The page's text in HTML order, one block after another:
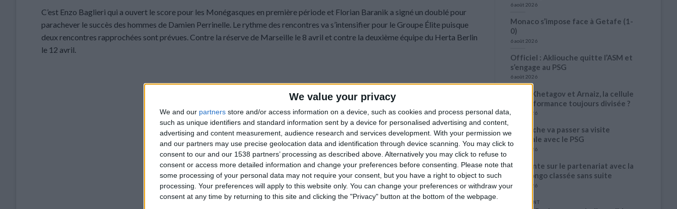
We value your privacy
We and our partners store and/or access information on a device, such as cookies and process personal data,
such as unique identifiers and standard information sent by a device for personalised advertising and content,
advertising and content measurement, audience research and services development. With your permission we
and our partners may use precise geolocation data and identification through device scanning. You may click to
consent to our and our 1538 partners’ processing as described above. Alternatively you may click to refuse to
consent or access more detailed information and change your preferences before consenting.
Please note that
some processing of your personal data may not require your consent, but you have a right to object to such
processing. Your preferences will apply to this website only. You can change your preferences or withdraw your
consent at any time by returning to this site and clicking the "Privacy" button at the bottom of the webpage.
C’est Enzo Baglieri qui a ouvert le score pour les Monégasques en première période et Florian Baranik a signé un doublé pour
parachever le succès des hommes de Damien Perrinelle. Le rythme des rencontres va s’intensifier pour le Groupe Élite puisque
deux rencontres rapprochées sont prévues. Contre la réserve de Marseille le 8 avril et contre la deuxième équipe du Herta Berlin
le 12 avril.
6 août 2026
Monaco s’impose face à Getafe (1-
0)
6 août 2026
Officiel : Akliouche quitte l’ASM et
s’engage au PSG
6 août 2026
Entre Khetagov et Arnaiz, la cellule
de performance toujours divisée ?
6 août 2026
Akliouche va passer sa visite
médicale avec le PSG
6 août 2026
La plainte sur le partenariat avec la
R.D. Congo classée sans suite
6 août 2026
1 COMMENT